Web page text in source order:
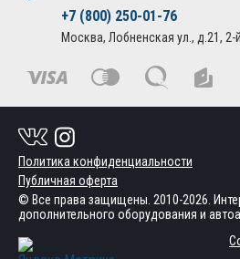
+7 (800) 250-01-76
Москва, Лобненская ул., д.21, 2-
Политика конфиденциальности
Публичная оферта
© Все права защищены. 2010-2026.
дополнительного оборудования и